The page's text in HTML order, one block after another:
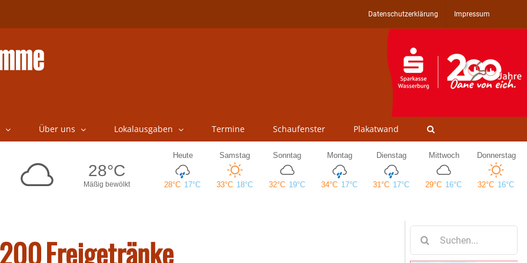
Datenschutzerklärung Impressum
Über uns Lokalausgaben Termine Schaufenster Plakatwand
Freigetränke
nach: